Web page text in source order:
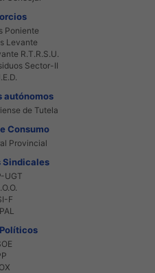
Poniente
Levante
R.T.R.S.U.
Sector-II
autónomos
de Tutela
Consumo
Provincial
Sindicales
UGT
F